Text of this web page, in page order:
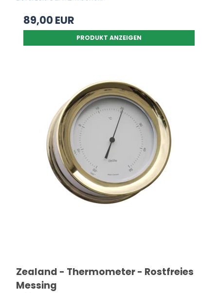
89,00 EUR
PRODUKT ANZEIGEN
Zealand - Thermometer - Rostfreies
Messing